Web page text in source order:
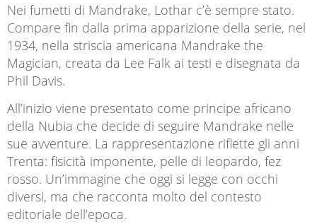
Nei fumetti di Mandrake, Lothar c’è sempre stato.
Compare fin dalla prima apparizione della serie, nel
1934, nella striscia americana Mandrake the
Magician, creata da Lee Falk ai testi e disegnata da
Phil Davis.
All’inizio viene presentato come principe africano
della Nubia che decide di seguire Mandrake nelle
sue avventure. La rappresentazione riflette gli anni
Trenta: fisicità imponente, pelle di leopardo, fez
rosso. Un’immagine che oggi si legge con occhi
diversi, ma che racconta molto del contesto
editoriale dell’epoca.